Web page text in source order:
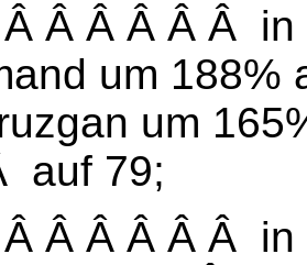
Â Â Â Â Â in
um 188%
um
auf 79;
Â Â Â Â Â